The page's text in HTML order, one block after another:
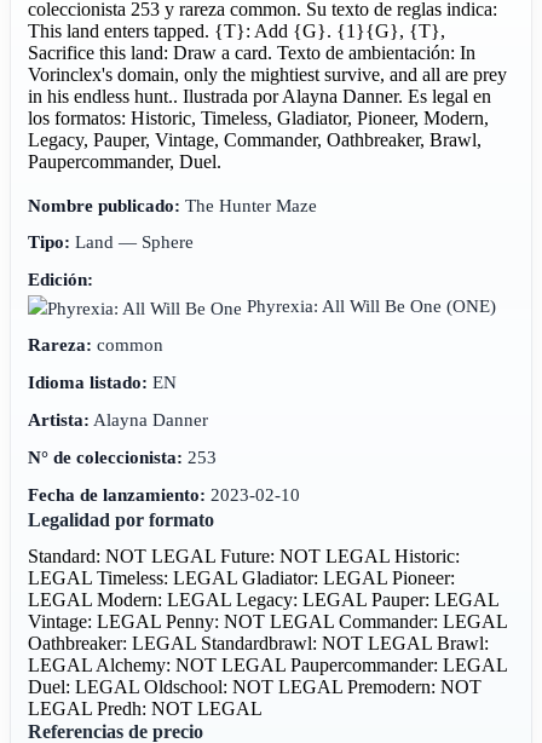
coleccionista 253 y rareza common. Su texto de reglas indica:
This land enters tapped. {T}: Add {G}. {1}{G}, {T},
Sacrifice this land: Draw a card. Texto de ambientación: In
Vorinclex's domain, only the mightiest survive, and all are prey
in his endless hunt.. Ilustrada por Alayna Danner. Es legal en
los formatos: Historic, Timeless, Gladiator, Pioneer, Modern,
Legacy, Pauper, Vintage, Commander, Oathbreaker, Brawl,
Paupercommander, Duel.
Nombre publicado: The Hunter Maze
Tipo: Land — Sphere
Edición:
Phyrexia: All Will Be One(ONE)
Rareza: common
Idioma listado: EN
Artista: Alayna Danner
N° de coleccionista: 253
Fecha de lanzamiento: 2023-02-10
Legalidad por formato
Standard: NOT LEGALFuture: NOT LEGALHistoric:
LEGALTimeless: LEGALGladiator: LEGALPioneer:
LEGALModern: LEGALLegacy: LEGALPauper: LEGAL
Vintage: LEGALPenny: NOT LEGALCommander: LEGAL
Oathbreaker: LEGAL Standardbrawl: NOT LEGALBrawl:
LEGAL Alchemy: NOT LEGALPaupercommander: LEGAL
Duel: LEGALOldschool: NOT LEGALPremodern: NOT
LEGALPredh: NOT LEGAL
Referencias de precio